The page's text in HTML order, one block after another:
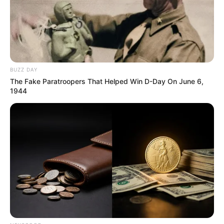
de TikTok, los muros informativos de Facebook
y los hilos de discusión en X en cuestión de un
parpadear. A plena luz del día, el entorno
residencial y los círculos más cercanos a la
intérprete de “Amor a la Mexicana” en el
perímetro urbano se convirtieron en el epicentro
de un debate masivo, donde periodistas de
BUZZ DAY
The Fake Paratroopers That Helped Win D-Day On June 6,
1944